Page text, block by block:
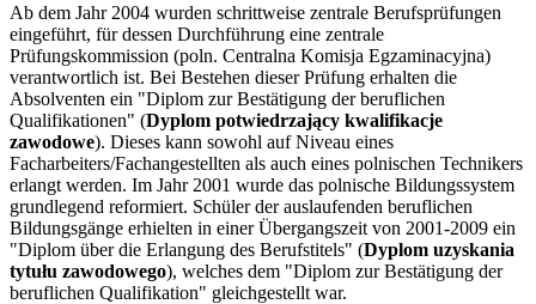
Ab dem Jahr 2004 wurden schrittweise zentrale Berufsprüfungen
eingeführt, für dessen Durchführung eine zentrale
Prüfungskommission (poln. Centralna Komisja Egzaminacyjna)
verantwortlich ist. Bei Bestehen dieser Prüfung erhalten die
Absolventen ein "Diplom zur Bestätigung der beruflichen
Qualifikationen" (Dyplom potwiedrzający kwalifikacje
zawodowe). Dieses kann sowohl auf Niveau eines
Facharbeiters/Fachangestellten als auch eines polnischen Technikers
erlangt werden. Im Jahr 2001 wurde das polnische Bildungssystem
grundlegend reformiert. Schüler der auslaufenden beruflichen
Bildungsgänge erhielten in einer Übergangszeit von 2001-2009 ein
"Diplom über die Erlangung des Berufstitels" (Dyplom uzyskania
tytułu zawodowego), welches dem "Diplom zur Bestätigung der
beruflichen Qualifikation" gleichgestellt war.